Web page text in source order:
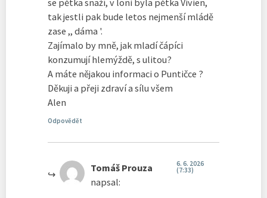
tak jestli pak bude letos nejmenší mládě
zase ,, dáma '.
Zajímalo by mně, jak mladí čápíci
konzumují hlemýždě, s ulitou?
A máte nějakou informaci o Puntičce ?
Děkuji a přeji zdraví a sílu všem
Alen
Odpovědět
Tomáš Prouza
napsal:
6. 6. 2026
(7:33)